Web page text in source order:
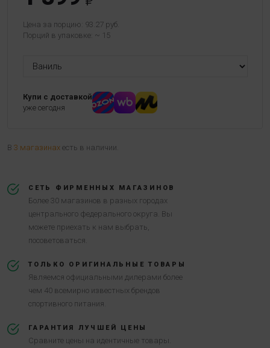
Цена за порцию: 93.27 руб.
Порций в упаковке: ~ 15
Купи с доставкой
уже сегодня
В 3 магазинах есть в наличии.
СЕТЬ ФИРМЕННЫХ МАГАЗИНОВ
Более 30 магазинов в разных городах
центрального федерального округа. Вы
можете приехать к нам выбрать,
посоветоваться.
ТОЛЬКО ОРИГИНАЛЬНЫЕ ТОВАРЫ
Являемся официальными дилерами более
чем 40 всемирно известных брендов
спортивного питания.
ГАРАНТИЯ ЛУЧШЕЙ ЦЕНЫ
Сравните цены на идентичные товары.